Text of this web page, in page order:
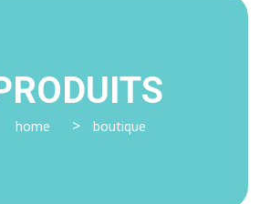
home > boutique